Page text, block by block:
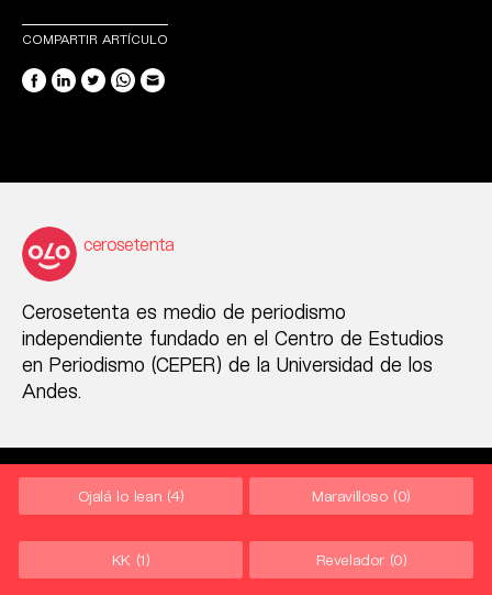
COMPARTIR ARTÍCULO
cerosetenta
Cerosetenta es medio de periodismo
independiente fundado en el Centro de Estudios
en Periodismo (CEPER) de la Universidad de los
Andes.
Ojalá lo lean (4) Maravilloso (0)
KK (1) Revelador (0)